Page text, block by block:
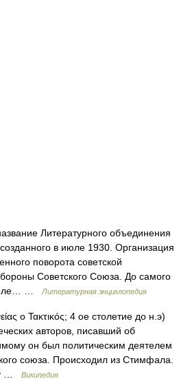
Литературного объединения
в июле 1930. Организация
поворота советской
Советского Союза. До самого
…
Литературная энциклопедия
ο Τακτικός; 4 ое столетие до н.э)
авторов, писавший об
он был политическим деятелем
союза. Происходил из Стимфала.
…
Википедия